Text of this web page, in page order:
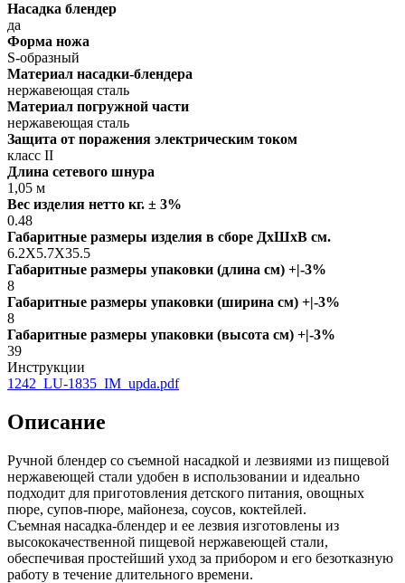
Насадка блендер
да
Форма ножа
S-образный
Материал насадки-блендера
нержавеющая сталь
Материал погружной части
нержавеющая сталь
Защита от поражения электрическим током
класс II
Длина сетевого шнура
1,05 м
Вес изделия нетто кг. ± 3%
0.48
Габаритные размеры изделия в сборе ДxШxВ см.
6.2X5.7X35.5
Габаритные размеры упаковки (длина см) +|-3%
8
Габаритные размеры упаковки (ширина см) +|-3%
8
Габаритные размеры упаковки (высота см) +|-3%
39
Инструкции
1242_LU-1835_IM_upda.pdf
Описание
Ручной блендер со съемной насадкой и лезвиями из пищевой
нержавеющей стали удобен в использовании и идеально
подходит для приготовления детского питания, овощных
пюре, супов-пюре, майонеза, соусов, коктейлей.
Съемная насадка-блендер и ее лезвия изготовлены из
высококачественной пищевой нержавеющей стали,
обеспечивая простейший уход за прибором и его безотказную
работу в течение длительного времени.